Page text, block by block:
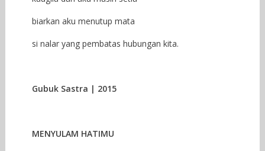
biarkan aku menutup mata
si nalar yang pembatas hubungan kita.
Gubuk Sastra | 2015
MENYULAM HATIMU